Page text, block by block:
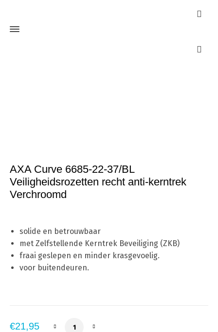
AXA Curve 6685-22-37/BL
Veiligheidsrozetten recht anti-kerntrek
Verchroomd
solide en betrouwbaar
met Zelfstellende Kerntrek Beveiliging (ZKB)
fraai geslepen en minder krasgevoelig.
voor buitendeuren.
€21,95 AXA Curve 6685-22-37/BL